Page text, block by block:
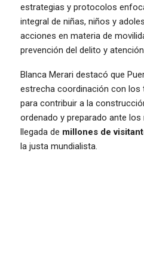
estrategias y protocolos
integral de niñas, niños y
acciones en materia de
prevención del delito y
Blanca Merari destacó que
estrecha coordinación con los
para contribuir a la
ordenado y preparado ante
llegada de millones de
la justa mundialista.